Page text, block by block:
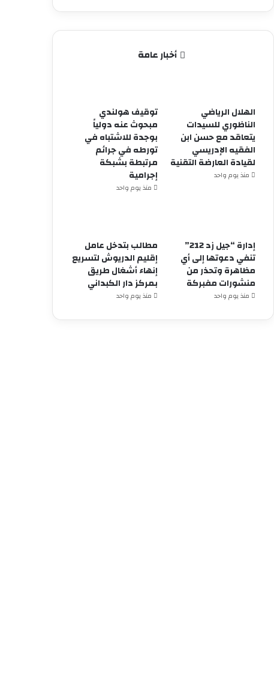
أخبار عامة
الهلال الرياضي
الناظوري للسيدات
يتعاقد مع حسن ابن
الفقيه الإدريسي
لقيادة العارضة التقنية
منذ يوم واحد
توقيف هولندي
مبحوث عنه دولياً
بوجدة للاشتباه في
تورطه في جرائم
مرتبطة بشبكة
إجرامية
منذ يوم واحد
إدارة “جيل زد 212”
تنفي دعوتها إلى أي
مظاهرة وتحذر من
منشورات مفبركة
منذ يوم واحد
مطالب بتدخل عامل
إقليم الدريوش لتسريع
إنهاء أشغال طريق
بمركز دار الكبداني
منذ يوم واحد